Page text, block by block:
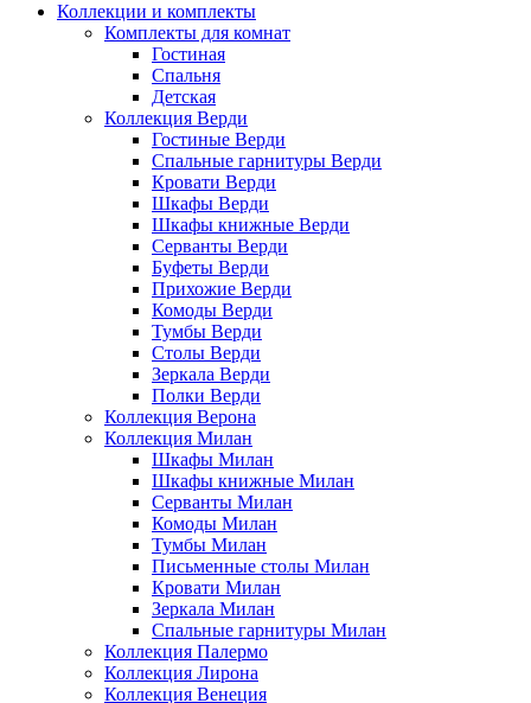
Коллекции и комплекты
Комплекты для комнат
Гостиная
Спальня
Детская
Коллекция Верди
Гостиные Верди
Спальные гарнитуры Верди
Кровати Верди
Шкафы Верди
Шкафы книжные Верди
Серванты Верди
Буфеты Верди
Прихожие Верди
Комоды Верди
Тумбы Верди
Столы Верди
Зеркала Верди
Полки Верди
Коллекция Верона
Коллекция Милан
Шкафы Милан
Шкафы книжные Милан
Серванты Милан
Комоды Милан
Тумбы Милан
Письменные столы Милан
Кровати Милан
Зеркала Милан
Спальные гарнитуры Милан
Коллекция Палермо
Коллекция Лирона
Коллекция Венеция